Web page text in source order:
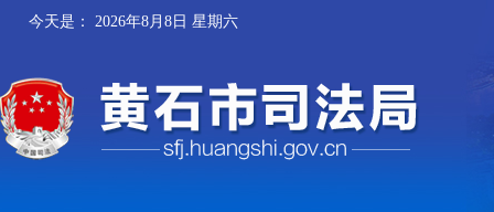
今天是： 2026年8月8日 星期六